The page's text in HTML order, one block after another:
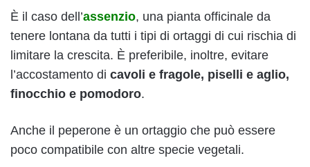
È il caso dell’assenzio, una pianta officinale da
tenere lontana da tutti i tipi di ortaggi di cui rischia di
limitare la crescita. È preferibile, inoltre, evitare
l’accostamento di cavoli e fragole, piselli e aglio,
finocchio e pomodoro.
Anche il peperone è un ortaggio che può essere
poco compatibile con altre specie vegetali.